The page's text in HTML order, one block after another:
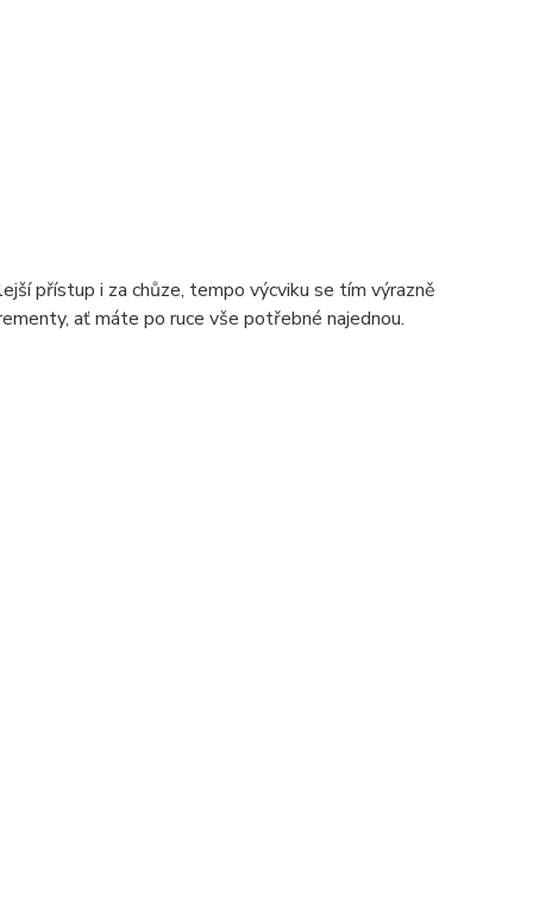
přístup i za chůze, tempo výcviku se tím výrazně
ať máte po ruce vše potřebné najednou.